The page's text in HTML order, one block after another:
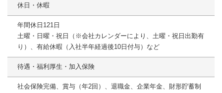
休日・休暇
年間休日121日
土曜・日曜・祝日（※会社カレンダーにより、土曜・祝日出勤有
り）、有給休暇（入社半年経過後10日付与）など
待遇・福利厚生・加入保険
社会保険完備、賞与（年2回）、退職金、企業年金、財形貯蓄制